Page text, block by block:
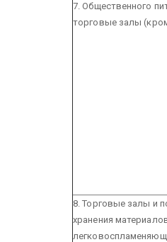
7. Общественного
торговые залы
8. Торговые залы и
хранения